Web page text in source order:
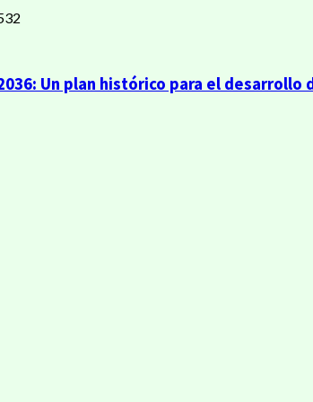
Un plan histórico para el desarrollo